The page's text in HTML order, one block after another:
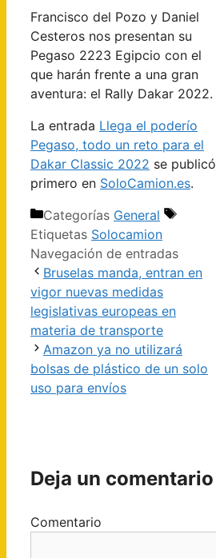
Francisco del Pozo y Daniel
Cesteros nos presentan su
Pegaso 2223 Egipcio con el
que harán frente a una gran
aventura: el Rally Dakar 2022.
La entrada Llega el poderío
Pegaso, todo un reto para el
Dakar Classic 2022 se publicó
primero en SoloCamion.es.
Categorías General
Etiquetas Solocamion
Navegación de entradas
Bruselas manda, entran en
vigor nuevas medidas
legislativas europeas en
materia de transporte
Amazon ya no utilizará
bolsas de plástico de un solo
uso para envíos
Deja un comentario
Comentario